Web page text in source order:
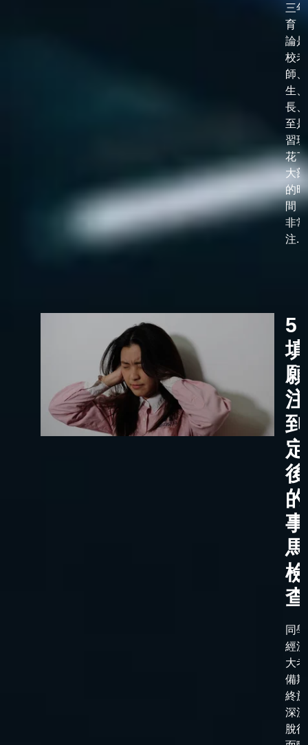
三
育
論
校老
師
生
長
至
習
花
大
的時
間
非
注...
5
的
檢
同
經
大
備
終
深
脫